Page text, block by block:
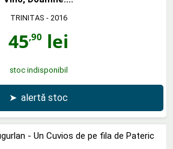
TRINITAS - 2016
45,90 lei
stoc indisponibil
➤ alertă stoc